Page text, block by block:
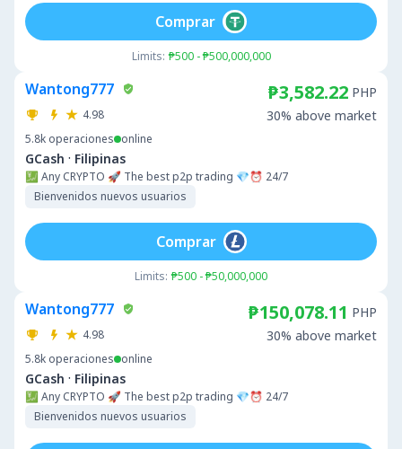
Limits: ₱500 - ₱500,000,000
Comprar
Wantong777
4.98
5.8k operaciones online
GCash · Filipinas
💹 Any CRYPTO 🚀 The best p2p trading 💎⏰ 24/7
Bienvenidos nuevos usuarios
₱3,582.22 PHP
30% above market
Limits: ₱500 - ₱50,000,000
Comprar
Wantong777
4.98
5.8k operaciones online
GCash · Filipinas
💹 Any CRYPTO 🚀 The best p2p trading 💎⏰ 24/7
Bienvenidos nuevos usuarios
₱150,078.11 PHP
30% above market